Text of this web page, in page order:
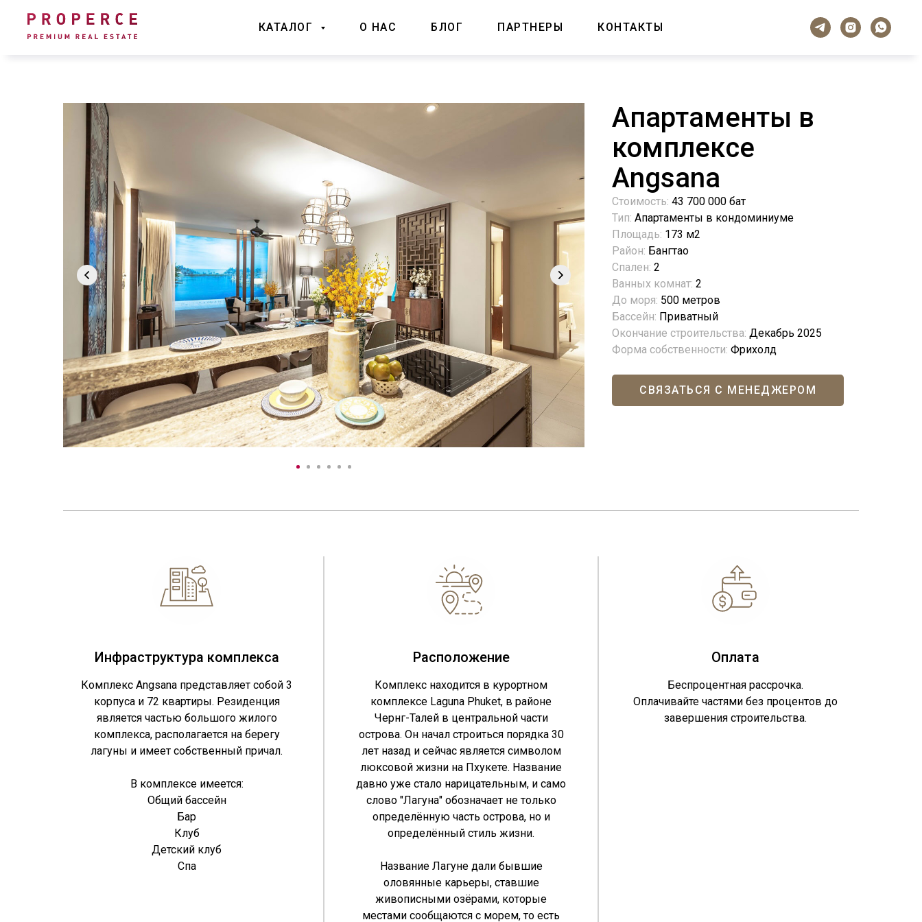
КАТАЛОГ О НАС БЛОГ ПАРТНЕРЫ КОНТАКТЫ
Апартаменты в
комплексе
Angsana
Стоимость: 43 700 000 бат
Тип: Апартаменты в кондоминиуме
Площадь: 173 м2
Район: Бангтао
Спален: 2
Ванных комнат: 2
До моря: 500 метров
Бассейн: Приватный
Окончание строительства: Декабрь 2025
Форма собственности: Фрихолд
СВЯЗАТЬСЯ С МЕНЕДЖЕРОМ
Инфраструктура комплекса
Комплекс Angsana представляет собой 3
корпуса и 72 квартиры. Резиденция
является частью большого жилого
комплекса, располагается на берегу
лагуны и имеет собственный причал.
В комплексе имеется:
Общий бассейн
Бар
Клуб
Детский клуб
Спа
Расположение
Комплекс находится в курортном
комплексе Laguna Phuket, в районе
Чернг-Талей в центральной части
острова. Он начал строиться порядка 30
лет назад и сейчас является символом
люксовой жизни на Пхукете. Название
давно уже стало нарицательным, и само
слово "Лагуна" обозначает не только
определённую часть острова, но и
определённый стиль жизни.
Название Лагуне дали бывшие
оловянные карьеры, ставшие
живописными озёрами, которые
местами сообщаются с морем, то есть
Оплата
Беспроцентная рассрочка.
Оплачивайте частями без процентов до
завершения строительства.